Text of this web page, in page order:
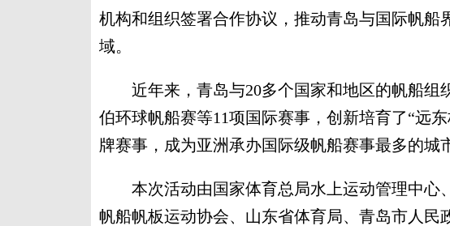
机构和组织签署合作协议，推动青岛与国际帆船
域。
近年来，青岛与20多个国家和地区的帆船组
伯环球帆船赛等11项国际赛事，创新培育了“远
牌赛事，成为亚洲承办国际级帆船赛事最多的城
本次活动由国家体育总局水上运动管理中心
帆船帆板运动协会、山东省体育局、青岛市人民